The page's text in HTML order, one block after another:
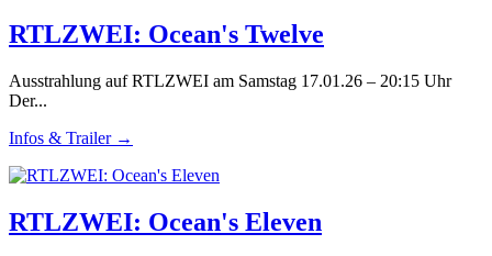
RTLZWEI: Ocean's Twelve
Ausstrahlung auf RTLZWEI am Samstag 17.01.26 – 20:15 Uhr
Der...
Infos & Trailer →
RTLZWEI: Ocean's Eleven